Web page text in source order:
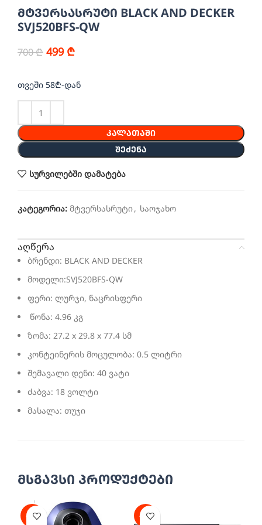
მტვერსასრუტი BLACK AND DECKER
SVJ520BFS-QW
700₾ 499 ₾
თვეში 58₾-დან
ᲙᲐᲚᲐᲗᲐᲨᲘ
ᲨᲔᲫᲔᲜᲐ
სურვილებში დამატება
კატეგორია: მტვერსასრუტი, საოჯახო
აღწერა
ბრენდი: BLACK AND DECKER
მოდელი:SVJ520BFS-QW
ფერი: ლურჯი, ნაცრისფერი
წონა: 4.96 კგ
ზომა: 27.2 x 29.8 x 77.4 სმ
კონტეინერის მოცულობა: 0.5 ლიტრი
შემავალი დენი: 40 ვატი
ძაბვა: 18 ვოლტი
მასალა: თუჯი
მსგავსი პროდუქტები
-40% -25%